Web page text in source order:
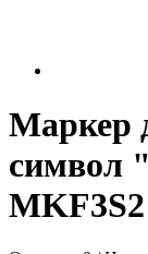
Маркер
символ
MKF3S2